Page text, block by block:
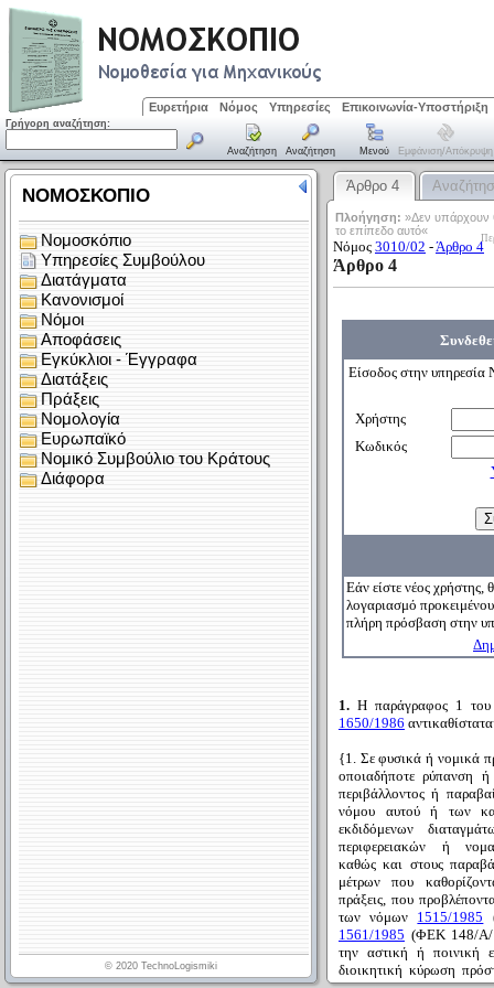
Ευρετήρια Νόμος Υπηρεσίες Επικοινωνία-Υποστήριξη
Γρήγορη αναζήτηση:
Αναζήτηση Αναζήτηση Μενού Εμφάνιση/απόκρυψη
Άρθρο 4